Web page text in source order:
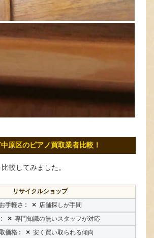
原区のピアノ買取業者比較！
較してみました。
リサイクルショップ
× 店舗探しが手間
× 専門知識の無いスタッフが対応
× 安く買い取られる傾向